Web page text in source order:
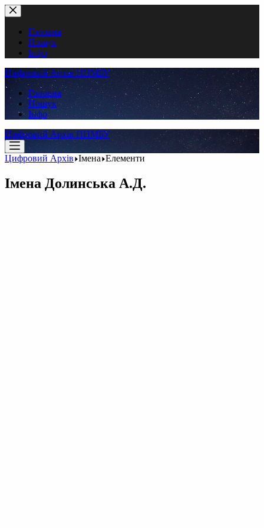
Перейти
до
вмістуГоловна
Пошук
Інфо
Цифровий Архів ННМБУ
Головна
Пошук
Інфо
Цифровий Архів ННМБУ
Цифровий Архів Імена Елементи
Імена Долинська А.Д.